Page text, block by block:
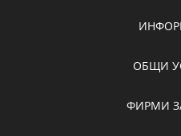
ОБЩИ
ФИРМИ